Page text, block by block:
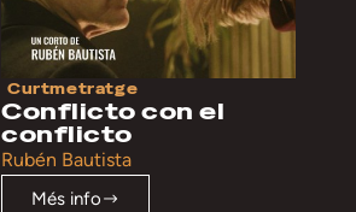
Curtmetratge
Conflicto con el
conflicto
Rubén Bautista
Més info